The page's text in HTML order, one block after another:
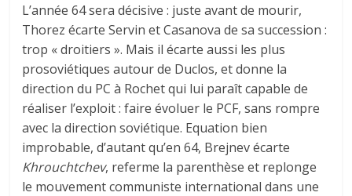
L’année 64 sera décisive : juste avant de mourir,
Thorez écarte Servin et Casanova de sa succession :
trop « droitiers ». Mais il écarte aussi les plus
prosoviétiques autour de Duclos, et donne la
direction du PC à Rochet qui lui paraît capable de
réaliser l’exploit : faire évoluer le PCF, sans rompre
avec la direction soviétique. Equation bien
improbable, d’autant qu’en 64, Brejnev écarte
Khrouchtchev, referme la parenthèse et replonge
le mouvement communiste international dans une